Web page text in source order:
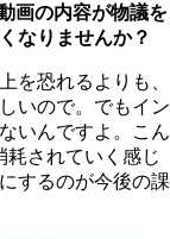
画の内容が物議を
なりませんか？
を恐れるよりも、
いので。でもイン
いんですよ。こん
耗されていく感じ
するのが今後の課